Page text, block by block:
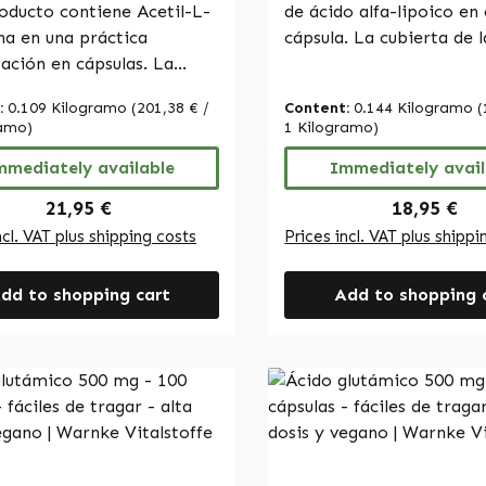
contiene Acetil-L-
en una práctica
en cápsulas. La
con
que se utilizan sales
de ácidos grasos y
de extracto de arroz
antiaglomerantes.
son fáciles de
y pueden integrarse
en la rutina diaria.
de Acetil-L-Carnitina
para quienes
composición
0.109 Kilogramo (201,38 € /
available
Regular price:
21,95 €
VAT plus shipping costs
to shopping cart
de ácido alfa-lipoico en
cápsula. La cubierta de
hierro. Para la
cápsulas se utilizan
(refinado e
glicerina como
lecitina de soja como
emulsionante. Las cápsulas
ofrecen una forma
dosificar el ácido alfa-
integrarlo en la vida
farmacéutica alemana -
Fabricado en Alemania •
Complementos
Content:0.144 Kilogramo
1 Kilogramo)
Immediately
Regular
18,95 €
Prices incl. VAT plus
Add to shopping